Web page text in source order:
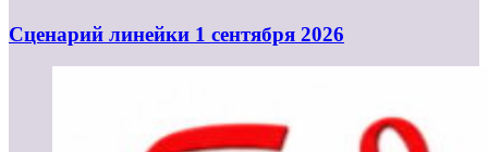
Cценарий линейки 1 сентября 2026